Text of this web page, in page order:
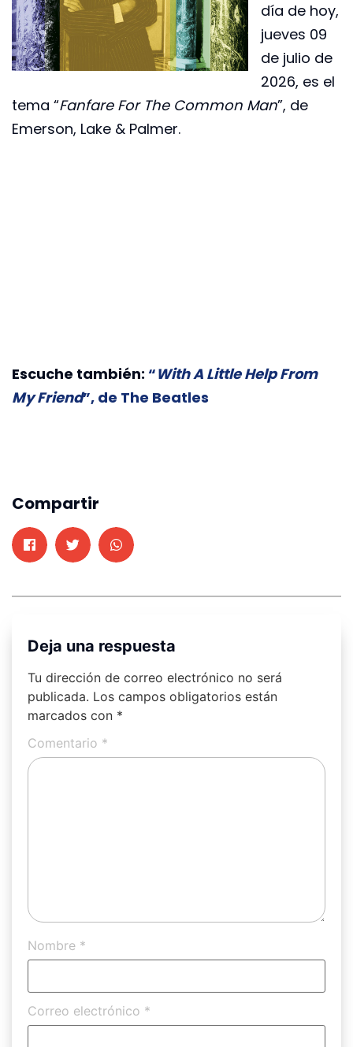
día de hoy,
jueves 09
de julio de
2026, es el
tema “Fanfare For The Common Man”, de
Emerson, Lake & Palmer.
Escuche también: “With A Little Help From
My Friend”, de The Beatles
Compartir
Deja una respuesta
Tu dirección de correo electrónico no será
publicada. Los campos obligatorios están
marcados con *
Comentario *
Nombre *
Correo electrónico *